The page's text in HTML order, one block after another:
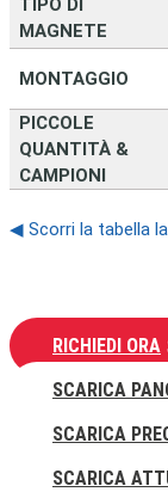
TIPO DI
MAGNETE
MONTAGGIO
PICCOLE
QUANTITÀ &
CAMPIONI
◀ Scorri la tabella
RICHIEDI ORA
SCARICA
SCARICA
SCARICA